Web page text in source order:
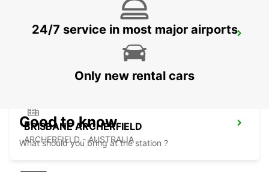
BRISBANE MANSFIELD
MANSFIELD - AUSTRALIA
BRISBANE ARCHERFIELD
ARCHERFIELD - AUSTRALIA
24/7 service in most major airports
Only new rental cars
Good to know
What should you bring at the station ?